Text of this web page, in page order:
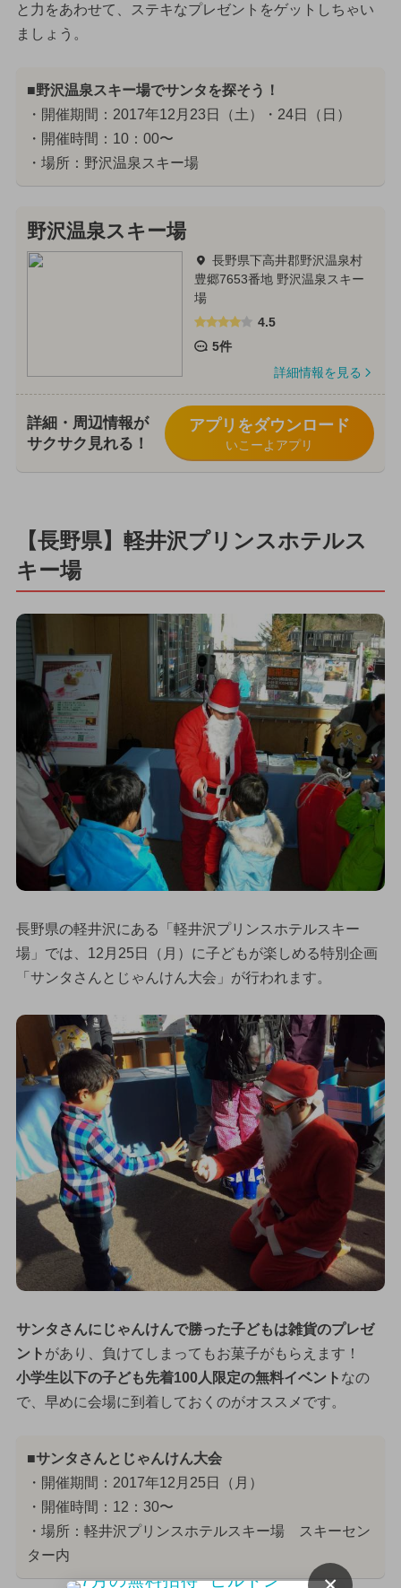
と力をあわせて、ステキなプレゼントをゲットしちゃい
ましょう。
■野沢温泉スキー場でサンタを探そう！
・開催期間：2017年12月23日（土）・24日（日）
・開催時間：10：00〜
・場所：野沢温泉スキー場
野沢温泉スキー場
長野県下高井郡野沢温泉村
豊郷7653番地 野沢温泉スキー
場
4.5
5件
詳細情報を見る
詳細・周辺情報が
サクサク見れる！
アプリをダウンロード
いこーよアプリ
【長野県】軽井沢プリンスホテルス
キー場
長野県の軽井沢にある「軽井沢プリンスホテルスキー
場」では、12月25日（月）に子どもが楽しめる特別企画
「サンタさんとじゃんけん大会」が行われます。
サンタさんにじゃんけんで勝った子どもは雑貨のプレゼ
ント があり、負けてしまってもお菓子がもらえます！
小学生以下の子ども先着100人限定の無料イベント なの
で、早めに会場に到着しておくのがオススメです。
■サンタさんとじゃんけん大会
・開催期間：2017年12月25日（月）
・開催時間：12：30〜
・場所：軽井沢プリンスホテルスキー場 スキーセン
ター内